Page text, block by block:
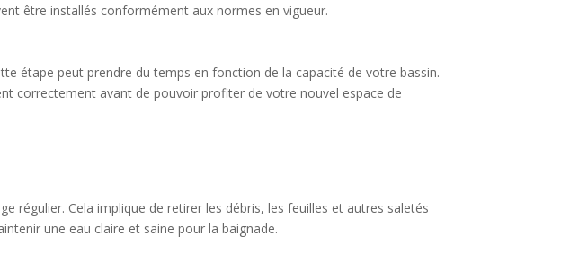
être installés conformément aux normes en vigueur.
étape peut prendre du temps en fonction de la capacité de votre bassin.
correctement avant de pouvoir profiter de votre nouvel espace de
régulier. Cela implique de retirer les débris, les feuilles et autres saletés
une eau claire et saine pour la baignade.